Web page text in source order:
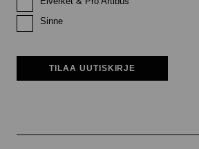
Sinne
TILAA UUTISKIRJE